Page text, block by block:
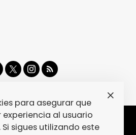
para asegurar que
al usuario
sigues utilizando este